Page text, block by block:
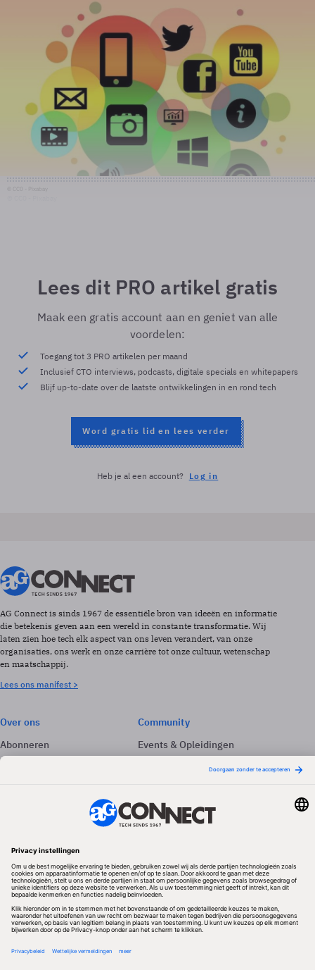
Lees dit PRO artikel gratis
Maak een gratis account aan en geniet van alle
voordelen:
Toegang tot 3 PRO artikelen per maand
Inclusief CTO interviews, podcasts, digitale specials en whitepapers
Blijf up-to-date over de laatste ontwikkelingen in en rond tech
Word gratis lid en lees verder
Heb je al een account? Log in
AG Connect is sinds 1967 de essentiële bron van ideeën en informatie
die betekenis geven aan een wereld in constante transformatie. Wij
laten zien hoe tech elk aspect van ons leven verandert, van onze
organisaties, ons werk en onze carrière tot onze cultuur, wetenschap
en maatschappij.
Lees ons manifest >
Over ons
Abonneren
Adverteren
Community
Events & Opleidingen
Nieuwsbrieven
Volg ons
Redactionele partner